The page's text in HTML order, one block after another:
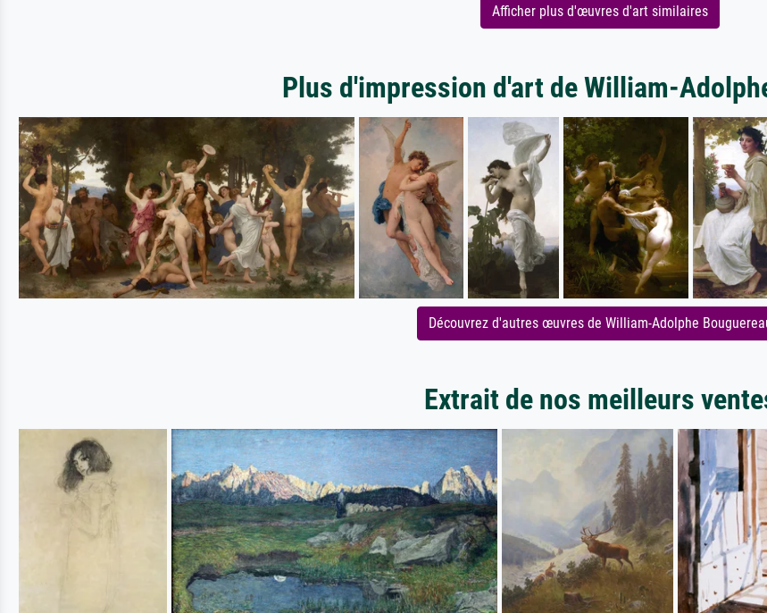
Afficher plus d'œuvres d'art similaires
Plus d'impression d'art de William-
Découvrez d'autres œuvres de William-Adolphe
Extrait de nos meilleurs